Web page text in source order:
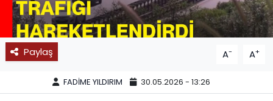
Paylaş A- A+
FADİME YILDIRIM 30.05.2026 - 13:26